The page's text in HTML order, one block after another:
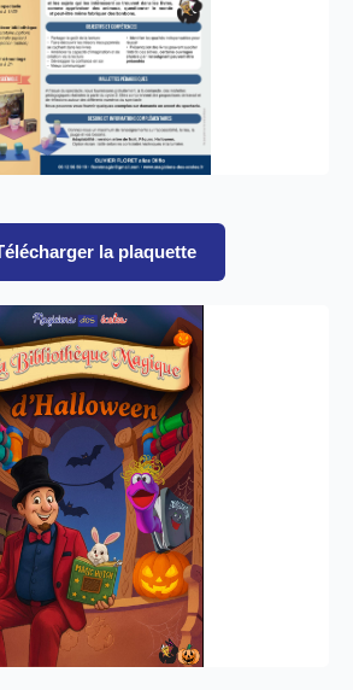
complète avec tous les détails
et techniques du spectacle
la plaquette
Affiche du spectacle
haute qualité pour promouvoir le
dans votre établissement